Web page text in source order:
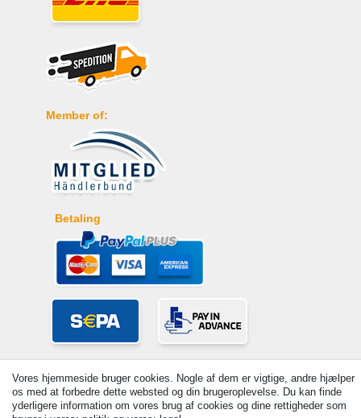
Member of:
Betaling
Vores hjemmeside bruger cookies. Nogle af dem er vigtige, andre hjælper
os med at forbedre dette websted og din brugeroplevelse. Du kan finde
yderligere information om vores brug af cookies og dine rettigheder som